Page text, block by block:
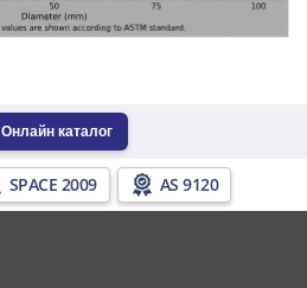
Онлайн каталог
SPACE 2009 AS 9120